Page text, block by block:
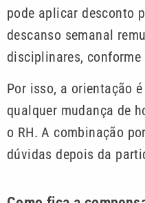
pode aplicar desconto
descanso semanal
disciplinares,
Por isso, a orientação
qualquer mudança de
o RH. A combinação
dúvidas depois da